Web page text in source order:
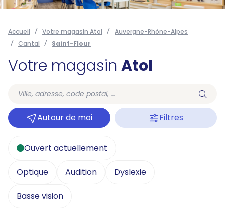
Accueil Votre magasin Atol
Auvergne-Rhône-Alpes
Cantal
Saint-Flour
Votre magasin Atol
Autour de moi Filtres
Ouvert actuellement
Optique Audition Dyslexie
Basse vision